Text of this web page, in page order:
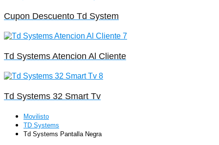
Cupon Descuento Td System
Td Systems Atencion Al Cliente
Td Systems 32 Smart Tv
Movilisto
TD Systems
Td Systems Pantalla Negra